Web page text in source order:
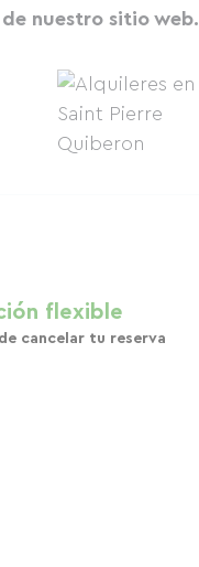
nuestro sitio web.
flexible
cancelar tu reserva